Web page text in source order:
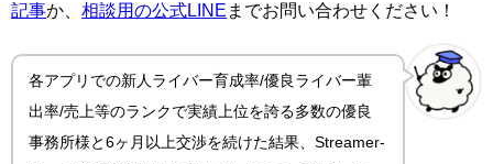
記事か、 相談用の公式LINE までお問い合わせください！
各アプリでの新人ライバー育成率/優良ライバー輩
出率/売上等のランクで実績上位を誇る多数の優良
事務所様と6ヶ月以上交渉を続けた結果、Streamer-